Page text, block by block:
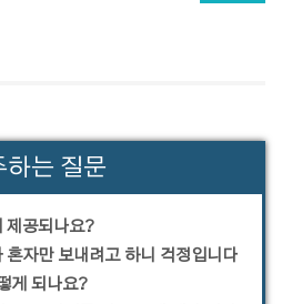
하는 질문
제공되나요?
자만 보내려고 하니 걱정입니다.
게 되나요?